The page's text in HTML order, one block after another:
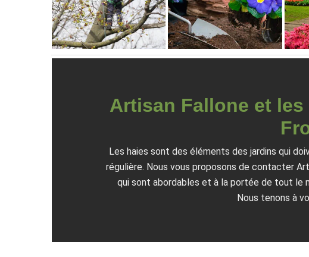
Artisan Fallone et
Les haies sont des éléments des jardins qui
régulière. Nous vous proposons de contacter
qui sont abordables et à la portée de tout le
Nous tenons à